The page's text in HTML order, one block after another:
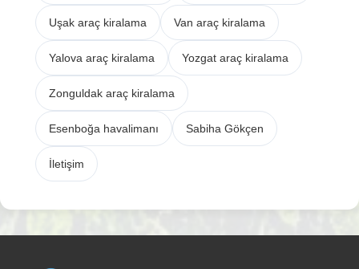
Uşak araç kiralama Van araç kiralama
Yalova araç kiralama Yozgat araç kiralama
Zonguldak araç kiralama
Esenboğa havalimanı Sabiha Gökçen
İletişim